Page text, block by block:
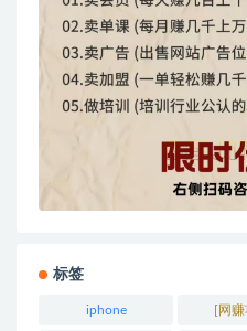
标签
iphone [网